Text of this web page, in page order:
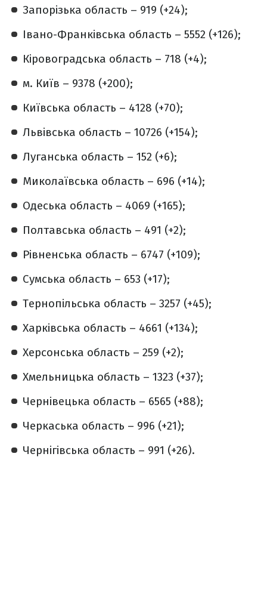
Запорізька область – 919 (+24);
Івано-Франківська область – 5552 (+126);
Кіровоградська область – 718 (+4);
м. Київ – 9378 (+200);
Київська область – 4128 (+70);
Львівська область – 10726 (+154);
Луганська область – 152 (+6);
Миколаївська область – 696 (+14);
Одеська область – 4069 (+165);
Полтавська область – 491 (+2);
Рівненська область – 6747 (+109);
Сумська область – 653 (+17);
Тернопільська область – 3257 (+45);
Харківська область – 4661 (+134);
Херсонська область – 259 (+2);
Хмельницька область – 1323 (+37);
Чернівецька область – 6565 (+88);
Черкаська область – 996 (+21);
Чернігівська область – 991 (+26).